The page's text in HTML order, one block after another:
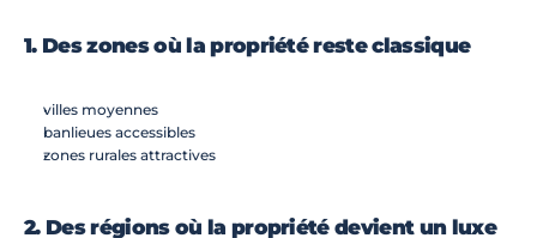
1. Des zones où la propriété reste classique
villes moyennes
banlieues accessibles
zones rurales attractives
2. Des régions où la propriété devient un luxe